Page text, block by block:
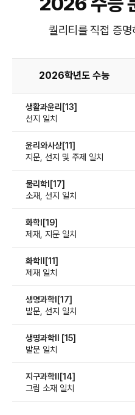
퀄리티를 직접 증
2026학년도 수능
생활과윤리[13]
선지 일치
윤리와사상[11]
지문, 선지 및 주제 일치
물리학Ⅰ[17]
소재, 선지 일치
화학Ⅰ[19]
제재, 지문 일치
화학Ⅱ[11]
제재 일치
생명과학Ⅰ[17]
발문, 선지 일치
생명과학Ⅱ [15]
발문 일치
지구과학Ⅱ[14]
그림 소재 일치